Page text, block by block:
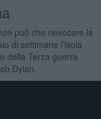
può che rievocare la
di settimane l’isola
della Terza guerra
Dylan.